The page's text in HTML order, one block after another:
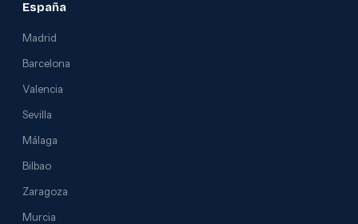
España
Madrid
Barcelona
Valencia
Sevilla
Málaga
Bilbao
Zaragoza
Murcia